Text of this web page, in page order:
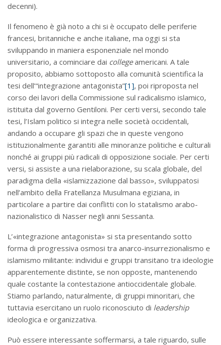
decenni).
Il fenomeno è già noto a chi si è occupato delle periferie
francesi, britanniche e anche italiane, ma oggi si sta
sviluppando in maniera esponenziale nel mondo
universitario, a cominciare dai collegeamericani. A tale
proposito, abbiamo sottoposto alla comunità scientifica la
tesi dell’“integrazione antagonista”[1], poi riproposta nel
corso dei lavori della Commissione sul radicalismo islamico,
istituita dal governo Gentiloni. Per certi versi, secondo tale
tesi, l’Islam politico si integra nelle società occidentali,
andando a occupare gli spazi che in queste vengono
istituzionalmente garantiti alle minoranze politiche e culturali
nonché ai gruppi più radicali di opposizione sociale. Per certi
versi, si assiste a una rielaborazione, su scala globale, del
paradigma della «islamizzazione dal basso», sviluppatosi
nell’ambito della Fratellanza Musulmana egiziana, in
particolare a partire dai conflitti con lo statalismo arabo-
nazionalistico di Nasser negli anni Sessanta.
L’«integrazione antagonista» si sta presentando sotto
forma di progressiva osmosi tra anarco-insurrezionalismo e
islamismo militante: individui e gruppi transitano tra ideologie
apparentemente distinte, se non opposte, mantenendo
quale costante la contestazione antioccidentale globale.
Stiamo parlando, naturalmente, di gruppi minoritari, che
tuttavia esercitano un ruolo riconosciuto di leadership
ideologica e organizzativa.
Può essere interessante soffermarsi, a tale riguardo, sulle